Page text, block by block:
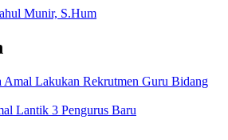
Munir, S.Hum
Amal Lakukan Rekrutmen Guru Bidang
Lantik 3 Pengurus Baru